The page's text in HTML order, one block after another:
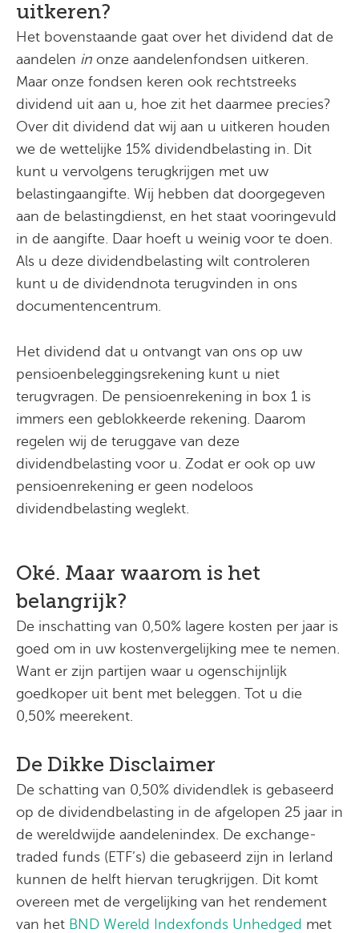
uitkeren?
Het bovenstaande gaat over het dividend dat de
aandelen in onze aandelenfondsen uitkeren.
Maar onze fondsen keren ook rechtstreeks
dividend uit aan u, hoe zit het daarmee precies?
Over dit dividend dat wij aan u uitkeren houden
we de wettelijke 15% dividendbelasting in. Dit
kunt u vervolgens terugkrijgen met uw
belastingaangifte. Wij hebben dat doorgegeven
aan de belastingdienst, en het staat vooringevuld
in de aangifte. Daar hoeft u weinig voor te doen.
Als u deze dividendbelasting wilt controleren
kunt u de dividendnota terugvinden in ons
documentencentrum.
Het dividend dat u ontvangt van ons op uw
pensioenbeleggingsrekening kunt u niet
terugvragen. De pensioenrekening in box 1 is
immers een geblokkeerde rekening. Daarom
regelen wij de teruggave van deze
dividendbelasting voor u. Zodat er ook op uw
pensioenrekening er geen nodeloos
dividendbelasting weglekt.
Oké. Maar waarom is het
belangrijk?
De inschatting van 0,50% lagere kosten per jaar is
goed om in uw kostenvergelijking mee te nemen.
Want er zijn partijen waar u ogenschijnlijk
goedkoper uit bent met beleggen. Tot u die
0,50% meerekent.
De Dikke Disclaimer
De schatting van 0,50% dividendlek is gebaseerd
op de dividendbelasting in de afgelopen 25 jaar in
de wereldwijde aandelenindex. De exchange-
traded funds (ETF’s) die gebaseerd zijn in Ierland
kunnen de helft hiervan terugkrijgen. Dit komt
overeen met de vergelijking van het rendement
van het BND Wereld Indexfonds Unhedged met